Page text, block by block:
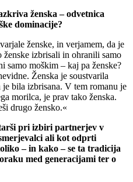
ženska – odvetnica
dominacije?
ženske, in verjamem, da je
ženske izbrisali in ohranili samo
moškim – kaj pa ženske?
Ženska je soustvarila
bila izbrisana. V tem romanu je
morilca, je prav tako ženska.
drugo žensko.«
pri izbiri partnerjev v
ali kot odprti
– in kako – se ta tradicija
med generacijami ter o